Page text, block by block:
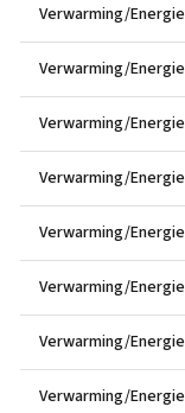
Verwarming/Energie
Verwarming/Energie
Verwarming/Energie
Verwarming/Energie
Verwarming/Energie
Verwarming/Energie
Verwarming/Energie
Verwarming/Energie